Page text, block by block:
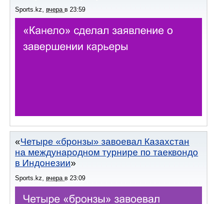
Sports.kz, вчера в 23:59
Четыре «бронзы» завоевал Казахстан
на международном турнире по таеквондо
в Индонезии
Sports.kz вчера в 23:09